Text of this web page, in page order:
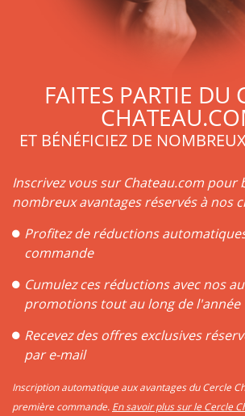
grand cru, bien que moins employés.
Ses vignes s’épanouissent sur des sols
et calcaires, selon l’endroit où elles se
Ce terroir exceptionnel fait des St Emilion
reconnaissables à leur goût puissant et
dépend aussi, bien sûr, des cépages
Merlot.
réputé dans tout l’empire romain, le vin
cessé au fil des siècles de bâtir et de
renommée, fournissant toujours des vins
qualité. Il faut dire que les progrès
viticulture ont permis d’améliorer
développé grâce au commerce par l’eau,
de Libourne, commune située à moins de
Emilion fait aujourd’hui partie des vins
mondialement connus.
FAITES PARTIE DU
ET BÉNÉFICIEZ DE
Inscrivez vous sur Chateau.com pour
nombreux avantages réservés à nos
Profitez de réductions
commande
Cumulez ces réductions avec nos
promotions tout au long de l'année
Recevez des offres exclusives
par e-mail
Inscription automatique aux avantages du Cercle
première commande. En savoir plus sur le Cercle